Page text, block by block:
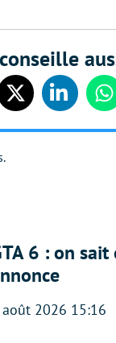
Twitter Linkedin
6 : on
2026 15:16